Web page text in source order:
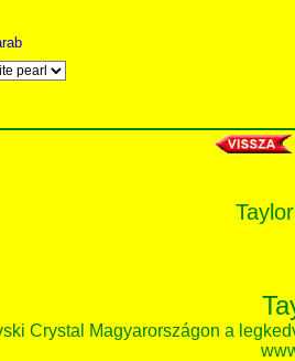
Crystal Magyarországon a